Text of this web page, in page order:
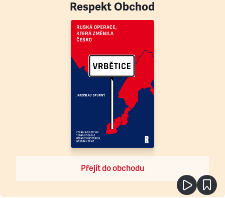
Respekt Obchod
Přejít do obchodu